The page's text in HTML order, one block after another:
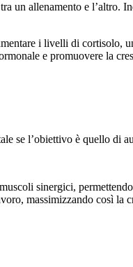
un allenamento e
i livelli di cortisolo,
e promuovere la
se l’obiettivo è quello di
sinergici,
massimizzando così la